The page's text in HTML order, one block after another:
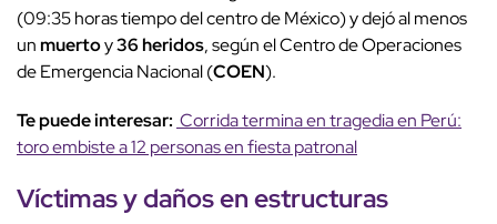
(09:35 horas tiempo del centro de México) y dejó al menos
unmuertoy36 heridos, según el Centro de Operaciones
de Emergencia Nacional (COEN).
Te puede interesar: Corrida termina en tragedia en Perú:
toro embiste a 12 personas en fiesta patronal
Víctimas y daños en estructuras